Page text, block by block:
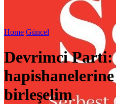
Home Güncel
Devrimci Parti:
hapishanelerine
birleşelim